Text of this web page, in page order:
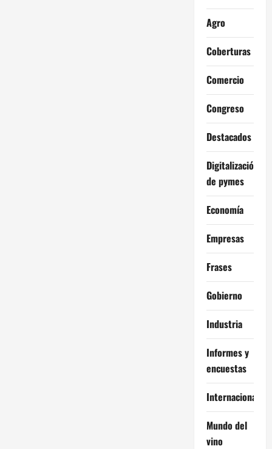
Agro
Coberturas
Comercio
Congreso
Destacados
Digitalización
de pymes
Economía
Empresas
Frases
Gobierno
Industria
Informes y
encuestas
Internacional
Mundo del
vino